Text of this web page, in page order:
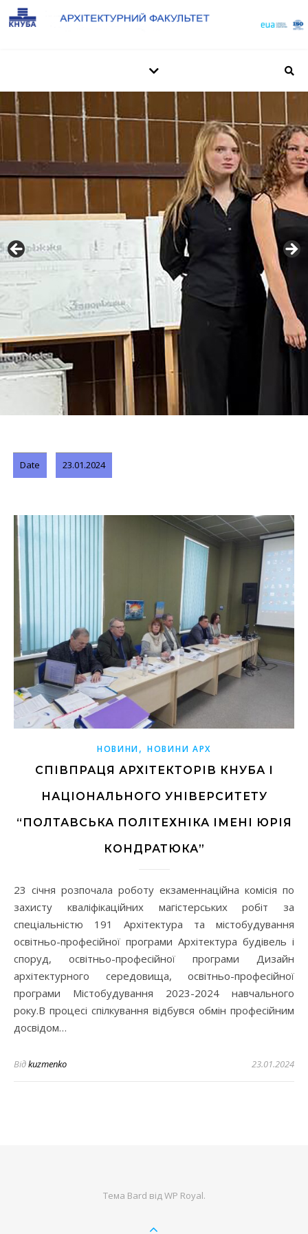
Date 23.01.2024
НОВИНИ,НОВИНИ АРХ
СПІВПРАЦЯ АРХІТЕКТОРІВ КНУБА І
НАЦІОНАЛЬНОГО УНІВЕРСИТЕТУ
“ПОЛТАВСЬКА ПОЛІТЕХНІКА ІМЕНІ ЮРІЯ
КОНДРАТЮКА”
23 січня розпочала роботу екзаменнаційна комісія по
захисту кваліфікаційних магістерських робіт за
спеціальністю 191 Архітектура та містобудування
освітньо-професійної програми Архітектура будівель і
споруд, освітньо-професійної програми Дизайн
архітектурного середовища, освітньо-професійної
програми Містобудування 2023-2024 навчального
року.В процесі спілкування відбувся обмін професійним
досвідом…
Відkuzmenko 23.01.2024
Тема Bard відWP Royal.